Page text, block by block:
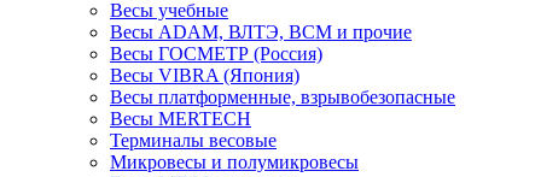
Весы учебные
Весы ADAM, ВЛТЭ, BCM и прочие
Весы ГОСМЕТР (Россия)
Весы VIBRA (Япония)
Весы платформенные, взрывобезопасные
Весы MERTECH
Терминалы весовые
Микровесы и полумикровесы